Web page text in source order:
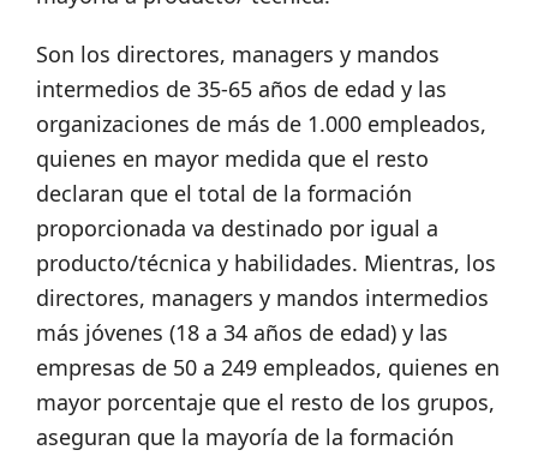
Son los directores, managers y mandos
intermedios de 35-65 años de edad y las
organizaciones de más de 1.000 empleados,
quienes en mayor medida que el resto
declaran que el total de la formación
proporcionada va destinado por igual a
producto/técnica y habilidades. Mientras, los
directores, managers y mandos intermedios
más jóvenes (18 a 34 años de edad) y las
empresas de 50 a 249 empleados, quienes en
mayor porcentaje que el resto de los grupos,
aseguran que la mayoría de la formación